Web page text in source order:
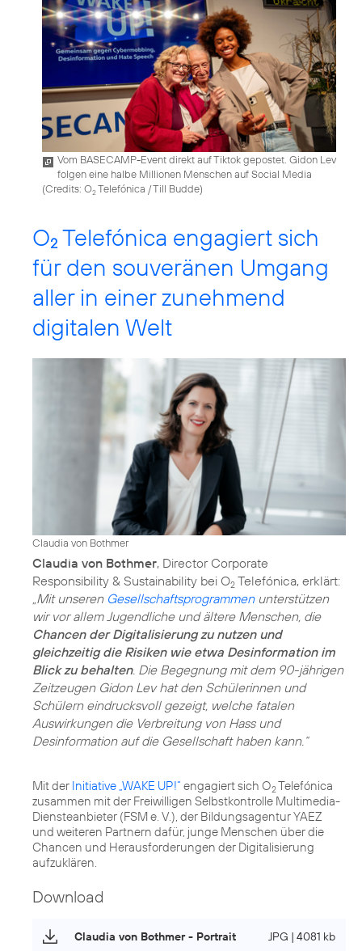
Vom BASECAMP-Event direkt auf Tiktok gepostet. Gidon Lev
folgen eine halbe Millionen Menschen auf Social Media
(Credits: O2Telefónica / Till Budde)
O2 Telefónica engagiert sich
für den souveränen Umgang
aller in einer zunehmend
digitalen Welt
Claudia von Bothmer
Claudia von Bothmer, Director Corporate
Responsibility & Sustainability bei O2 Telefónica, erklärt:
„Mit unseren Gesellschaftsprogrammenunterstützen
wir vor allem Jugendliche und ältere Menschen, die
Chancen der Digitalisierung zu nutzen und
gleichzeitig die Risiken wie etwa Desinformation im
Blick zu behalten. Die Begegnung mit dem 90-jährigen
Zeitzeugen Gidon Lev hat den Schülerinnen und
Schülern eindrucksvoll gezeigt, welche fatalen
Auswirkungen die Verbreitung von Hass und
Desinformation auf die Gesellschaft haben kann.“
Mit der Initiative „WAKE UP!“ engagiert sich O2Telefónica
zusammen mit der Freiwilligen Selbstkontrolle Multimedia-
Diensteanbieter (FSM e. V.), der Bildungsagentur YAEZ
und weiteren Partnern dafür, junge Menschen über die
Chancen und Herausforderungen der Digitalisierung
aufzuklären.
Download
Claudia von Bothmer - Portrait JPG | 4081 kb